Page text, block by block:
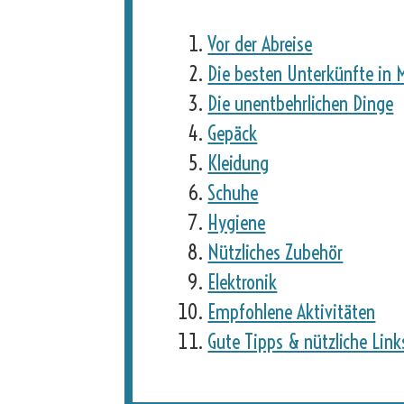
Vor der Abreise
Die besten Unterkünfte in
Die unentbehrlichen Dinge
Gepäck
Kleidung
Schuhe
Hygiene
Nützliches Zubehör
Elektronik
Empfohlene Aktivitäten
Gute Tipps & nützliche